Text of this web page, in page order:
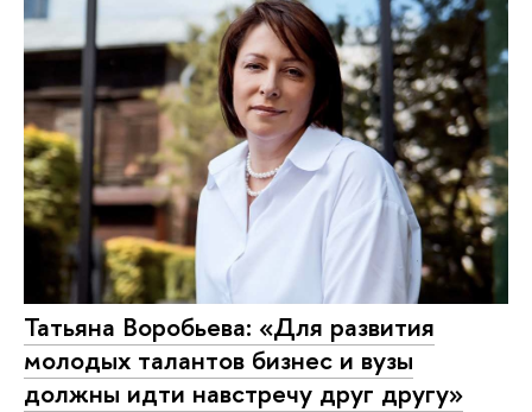
Татьяна Воробьева: «Для развития
молодых талантов бизнес и вузы
должны идти навстречу друг другу»